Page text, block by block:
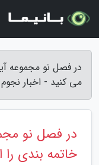
در فصل نو مجموعه
می کنید - اخبار نجوم
در فصل نو
خاتمه بندی